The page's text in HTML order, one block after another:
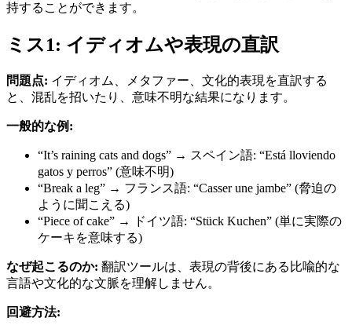
持することができます。
ミス1: イディオムや表現の直訳
問題点: イディオム、メタファー、文化的表現を直訳する
と、混乱を招いたり、意味不明な結果になります。
一般的な例:
“It’s raining cats and dogs” → スペイン語: “Está lloviendo
gatos y perros” (意味不明)
“Break a leg” → フランス語: “Casser une jambe” (脅迫の
ように聞こえる)
“Piece of cake” → ドイツ語: “Stück Kuchen” (単に実際の
ケーキを意味する)
なぜ起こるのか: 翻訳ツールは、表現の背後にある比喩的な
言語や文化的な文脈を理解しません。
回避方法: